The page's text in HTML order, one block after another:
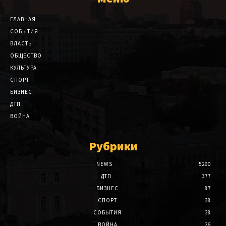
ГЛАВНАЯ
СОБЫТИЯ
ВЛАСТЬ
ОБЩЕСТВО
КУЛЬТУРА
СПОРТ
БИЗНЕС
ДТП
ВОЙНА
Рубрики
NEWS
5290
ДТП
377
БИЗНЕС
87
СПОРТ
38
СОБЫТИЯ
38
ВОЙНА
36